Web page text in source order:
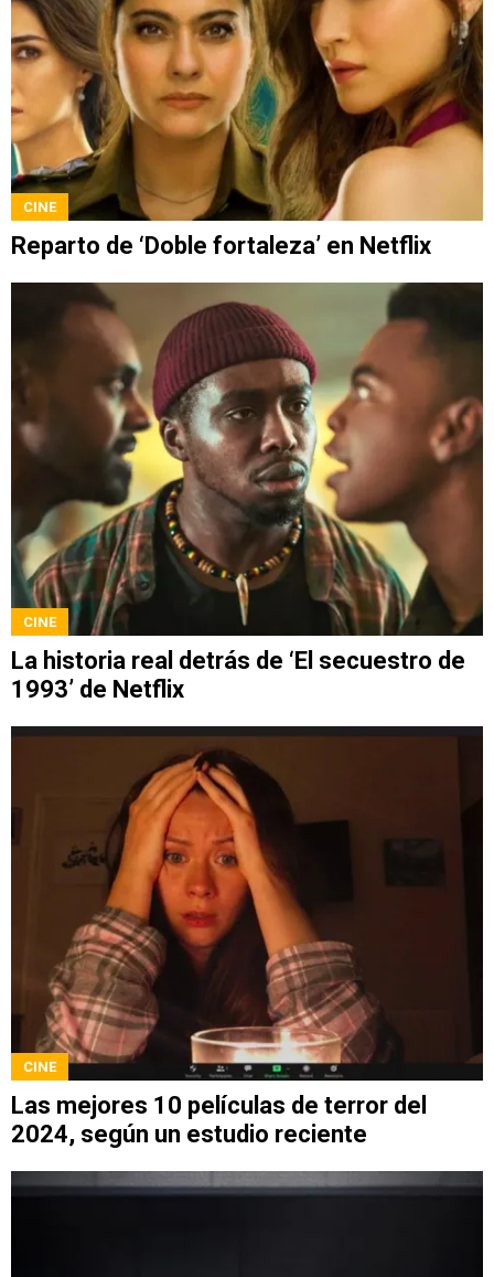
CINE
Reparto de ‘Doble fortaleza’ en Netflix
CINE
La historia real detrás de ‘El secuestro de
1993’ de Netflix
CINE
Las mejores 10 películas de terror del
2024, según un estudio reciente